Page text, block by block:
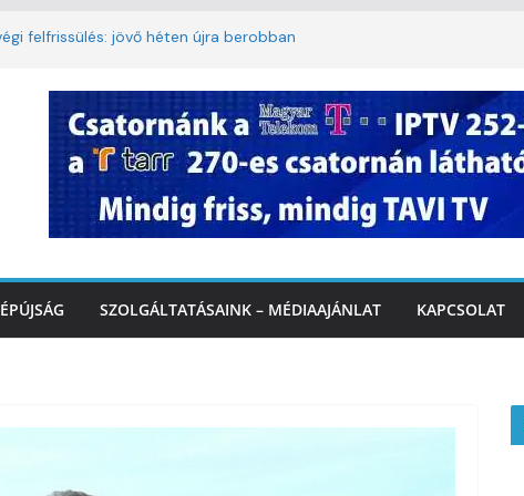
felfrissülés: jövő héten újra berobban
3. kerület TVE csapatát fogadta a
a tűzoltók dolgát Marcalinál
közlekedésért, elektromos
SZOLGÁLTATÁSAINK – MÉDIAAJÁNLAT KAPCSOLAT